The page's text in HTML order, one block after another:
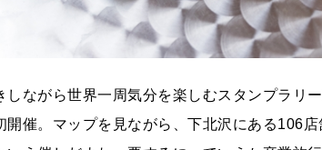
しながら世界一周気分を楽しむスタンプラリ
開催。マップを見ながら、下北沢にある106